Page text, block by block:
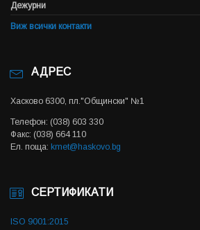
Дежурни
Виж всички контакти
АДРЕС
Хасково 6300, пл."Общински" №1
Телефон: (038) 603 330
Факс: (038) 664 110
Ел. поща: kmet@haskovo.bg
СЕРТИФИКАТИ
ISO 9001:2015